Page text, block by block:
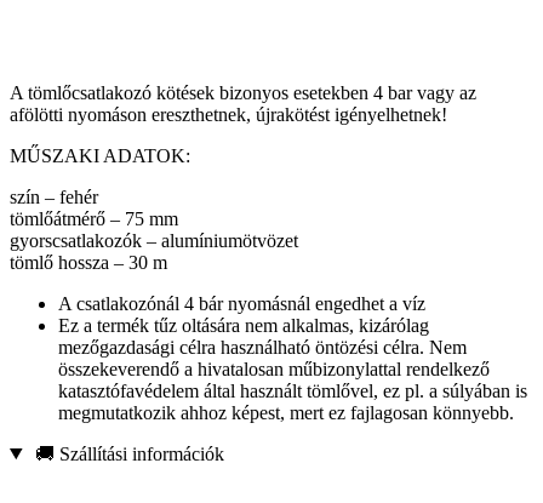
A tömlőcsatlakozó kötések bizonyos esetekben 4 bar vagy az
afölötti nyomáson ereszthetnek, újrakötést igényelhetnek!
MŰSZAKI ADATOK:
szín – fehér
tömlőátmérő – 75 mm
gyorscsatlakozók – alumíniumötvözet
tömlő hossza – 30 m
A csatlakozónál 4 bár nyomásnál engedhet a víz
Ez a termék tűz oltására nem alkalmas, kizárólag
mezőgazdasági célra használható öntözési célra. Nem
összekeverendő a hivatalosan műbizonylattal rendelkező
katasztófavédelem által használt tömlővel, ez pl. a súlyában is
megmutatkozik ahhoz képest, mert ez fajlagosan könnyebb.
🚚 Szállítási információk